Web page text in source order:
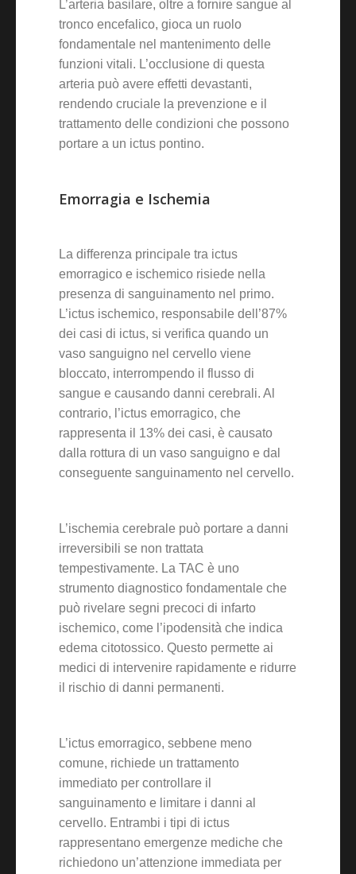
L’arteria basilare, oltre a fornire sangue al
tronco encefalico, gioca un ruolo
fondamentale nel mantenimento delle
funzioni vitali. L’occlusione di questa
arteria può avere effetti devastanti,
rendendo cruciale la prevenzione e il
trattamento delle condizioni che possono
portare a un ictus pontino.
Emorragia e Ischemia
La differenza principale tra ictus
emorragico e ischemico risiede nella
presenza di sanguinamento nel primo.
L’ictus ischemico, responsabile dell’87%
dei casi di ictus, si verifica quando un
vaso sanguigno nel cervello viene
bloccato, interrompendo il flusso di
sangue e causando danni cerebrali. Al
contrario, l’ictus emorragico, che
rappresenta il 13% dei casi, è causato
dalla rottura di un vaso sanguigno e dal
conseguente sanguinamento nel cervello.
L’ischemia cerebrale può portare a danni
irreversibili se non trattata
tempestivamente. La TAC è uno
strumento diagnostico fondamentale che
può rivelare segni precoci di infarto
ischemico, come l’ipodensità che indica
edema citotossico. Questo permette ai
medici di intervenire rapidamente e ridurre
il rischio di danni permanenti.
L’ictus emorragico, sebbene meno
comune, richiede un trattamento
immediato per controllare il
sanguinamento e limitare i danni al
cervello. Entrambi i tipi di ictus
rappresentano emergenze mediche che
richiedono un’attenzione immediata per